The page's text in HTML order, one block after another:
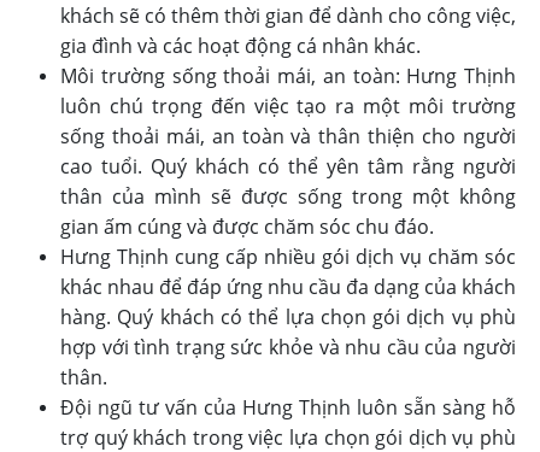
khách sẽ có thêm thời gian để dành cho công việc,
gia đình và các hoạt động cá nhân khác.
Môi trường sống thoải mái, an toàn: Hưng Thịnh
luôn chú trọng đến việc tạo ra một môi trường
sống thoải mái, an toàn và thân thiện cho người
cao tuổi. Quý khách có thể yên tâm rằng người
thân của mình sẽ được sống trong một không
gian ấm cúng và được chăm sóc chu đáo.
Hưng Thịnh cung cấp nhiều gói dịch vụ chăm sóc
khác nhau để đáp ứng nhu cầu đa dạng của khách
hàng. Quý khách có thể lựa chọn gói dịch vụ phù
hợp với tình trạng sức khỏe và nhu cầu của người
thân.
Đội ngũ tư vấn của Hưng Thịnh luôn sẵn sàng hỗ
trợ quý khách trong việc lựa chọn gói dịch vụ phù